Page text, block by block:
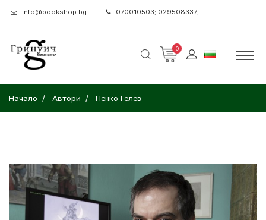
info@bookshop.bg 070010503; 029508337;
0
Начало Автори Пенко Гелев